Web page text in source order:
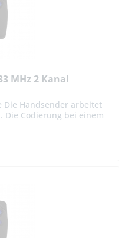
MHz 2 Kanal
Die Handsender arbeitet
Die Codierung bei einem